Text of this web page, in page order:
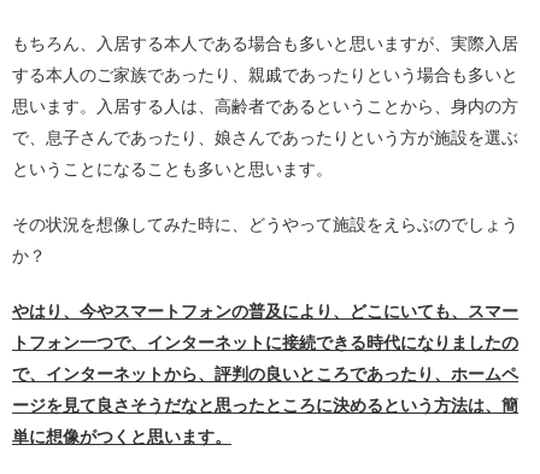
もちろん、入居する本人である場合も多いと思いますが、実際入居
する本人のご家族であったり、親戚であったりという場合も多いと
思います。入居する人は、高齢者であるということから、身内の方
で、息子さんであったり、娘さんであったりという方が施設を選ぶ
ということになることも多いと思います。
その状況を想像してみた時に、どうやって施設をえらぶのでしょう
か？
やはり、今やスマートフォンの普及により、どこにいても、スマー
トフォン一つで、インターネットに接続できる時代になりましたの
で、インターネットから、評判の良いところであったり、ホームペ
ージを見て良さそうだなと思ったところに決めるという方法は、簡
単に想像がつくと思います。